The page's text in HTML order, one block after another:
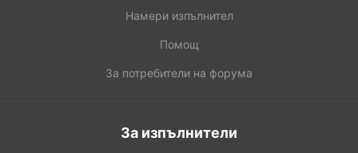
Намери изпълнител
Помощ
За потребители на форума
За изпълнители